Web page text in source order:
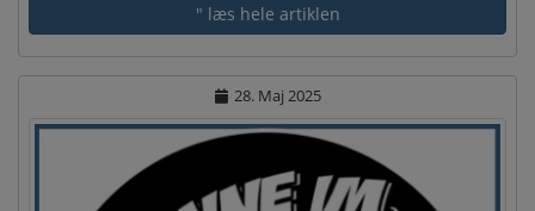
" læs hele artiklen
28. Maj 2025